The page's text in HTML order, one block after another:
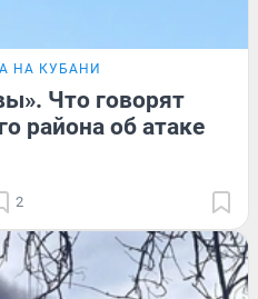
НА КУБАНИ
Что говорят
района об атаке
2